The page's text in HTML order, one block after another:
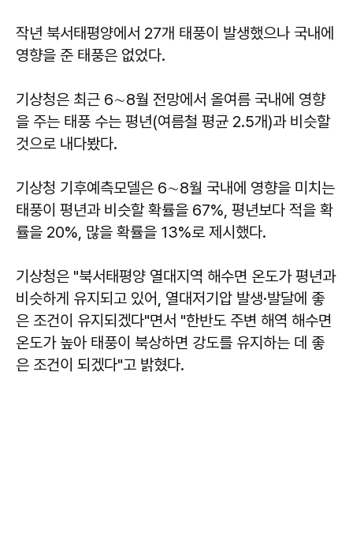
작년 북서태평양에서 27개 태풍이 발생했으나 국내에
영향을 준 태풍은 없었다.
기상청은 최근 6∼8월 전망에서 올여름 국내에 영향
을 주는 태풍 수는 평년(여름철 평균 2.5개)과 비슷할
것으로 내다봤다.
기상청 기후예측모델은 6∼8월 국내에 영향을 미치는
태풍이 평년과 비슷할 확률을 67%, 평년보다 적을 확
률을 20%, 많을 확률을 13%로 제시했다.
기상청은 "북서태평양 열대지역 해수면 온도가 평년과
비슷하게 유지되고 있어, 열대저기압 발생·발달에 좋
은 조건이 유지되겠다"면서 "한반도 주변 해역 해수면
온도가 높아 태풍이 북상하면 강도를 유지하는 데 좋
은 조건이 되겠다"고 밝혔다.